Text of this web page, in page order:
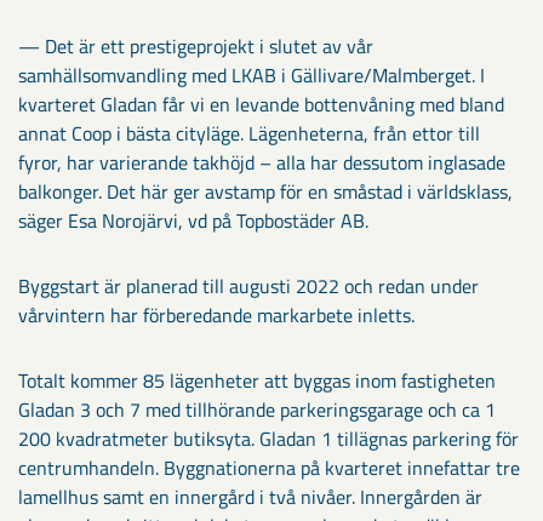
— Det är ett prestigeprojekt i slutet av vår
samhällsomvandling med LKAB i Gällivare/Malmberget. I
kvarteret Gladan får vi en levande bottenvåning med bland
annat Coop i bästa cityläge. Lägenheterna, från ettor till
fyror, har varierande takhöjd – alla har dessutom inglasade
balkonger. Det här ger avstamp för en småstad i världsklass,
säger Esa Norojärvi, vd på Topbostäder AB.
Byggstart är planerad till augusti 2022 och redan under
vårvintern har förberedande markarbete inletts.
Totalt kommer 85 lägenheter att byggas inom fastigheten
Gladan 3 och 7 med tillhörande parkeringsgarage och ca 1
200 kvadratmeter butiksyta. Gladan 1 tillägnas parkering för
centrumhandeln. Byggnationerna på kvarteret innefattar tre
lamellhus samt en innergård i två nivåer. Innergården är